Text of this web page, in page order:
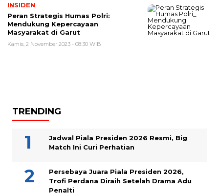
INSIDEN
Peran Strategis Humas Polri:
Mendukung Kepercayaan
Masyarakat di Garut
Kamis, 2 November 2023 - 08:30 WIB
TRENDING
Jadwal Piala Presiden 2026 Resmi, Big
Match Ini Curi Perhatian
Persebaya Juara Piala Presiden 2026,
Trofi Perdana Diraih Setelah Drama Adu
Penalti